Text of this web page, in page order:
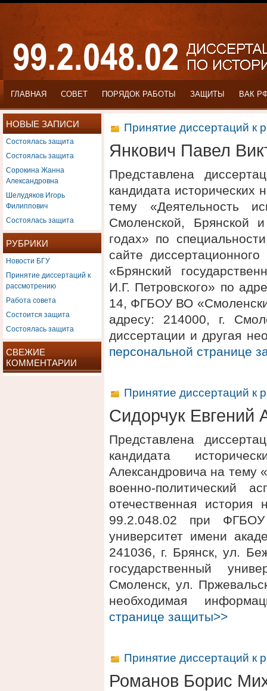
ГЛАВНАЯ СОВЕТ ПОРЯДОК РАБОТЫ ЗАЩИТЫ ВАК
НОВЫЕ ЗАПИСИ
Состоялась защита
Состоялась защита
Сорокина Жанна
Александровна
Шелудяков Игорь
Филиппович
Состоялась защита
РУБРИКИ
Новости БГУ
Принятие диссертаций к
рассмотрению
Работа совета
Состоится защита
Состоялась защита
СВЕЖИЕ
КОММЕНТАРИИ
Принятие диссертаций к
Янкович Павел
Представлена
кандидата исторических
тему «Деятельность
Смоленской, Брянской
годах» по
сайте
«Брянский
И.Г. Петровского» по
14, ФГБОУ ВО
адресу: 214000, г.
диссертации и другая
персональной странице
Принятие диссертаций к
Сидорчук Евгений
Представлена
кандидата
Александровича на тему
военно-политический
отечественная история
99.2.048.02 при ФГБОУ
университет имени
241036, г. Брянск, ул.
государственный
Смоленск, ул.
необходимая
странице защиты>>
Принятие диссертаций к
Романов Борис